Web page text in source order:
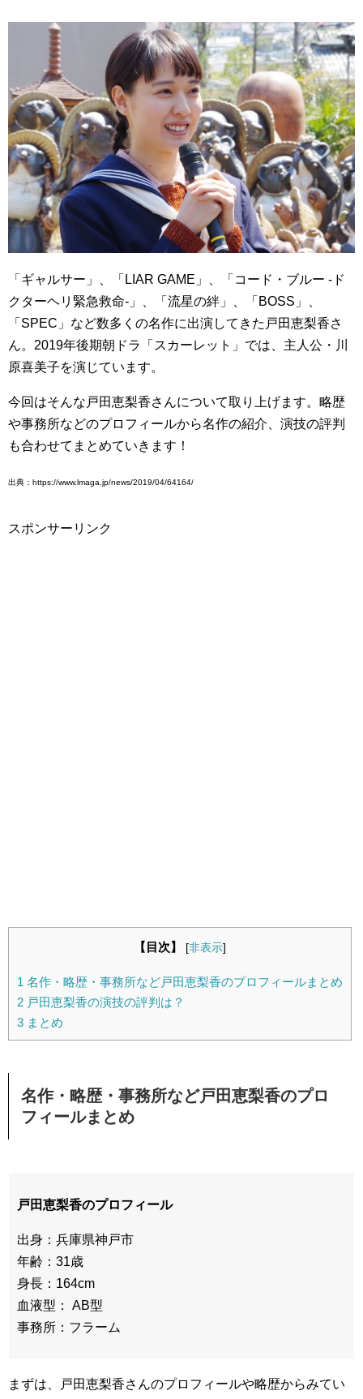
「ギャルサー」、「LIAR GAME」、「コード・ブルー -ド
クターヘリ緊急救命-」、「流星の絆」、「BOSS」、
「SPEC」など数多くの名作に出演してきた戸田恵梨香さ
ん。2019年後期朝ドラ「スカーレット」では、主人公・川
原喜美子を演じています。
今回はそんな戸田恵梨香さんについて取り上げます。略歴
や事務所などのプロフィールから名作の紹介、演技の評判
も合わせてまとめていきます！
出典：https://www.lmaga.jp/news/2019/04/64164/
スポンサーリンク
【目次】 [非表示]
1 名作・略歴・事務所など戸田恵梨香のプロフィールまとめ
2 戸田恵梨香の演技の評判は？
3 まとめ
名作・略歴・事務所など戸田恵梨香のプロ
フィールまとめ
戸田恵梨香のプロフィール
出身：兵庫県神戸市
年齢：31歳
身長：164cm
血液型： AB型
事務所：フラーム
まずは、戸田恵梨香さんのプロフィールや略歴からみてい